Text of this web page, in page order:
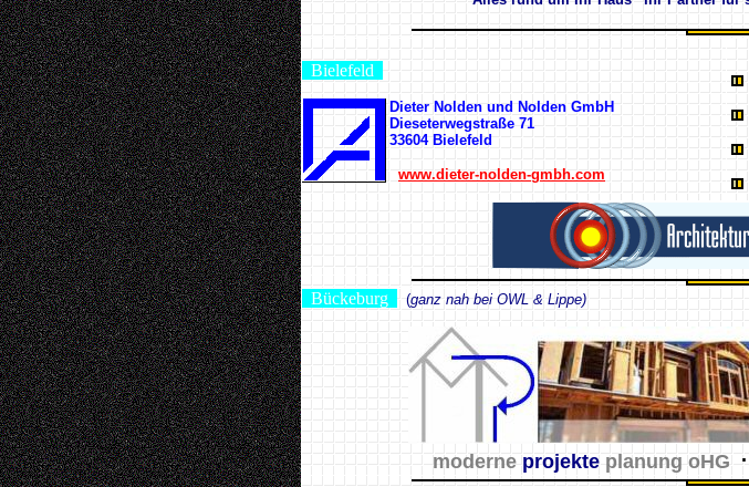
Bielefeld
Dieter Nolden und Nolden GmbH
Dieseterwegstraße 71
33604 Bielefeld
www.dieter-nolden-gmbh.com
Bückeburg (ganz nah bei OWL & Lippe)
moderne projekte planung oHG .